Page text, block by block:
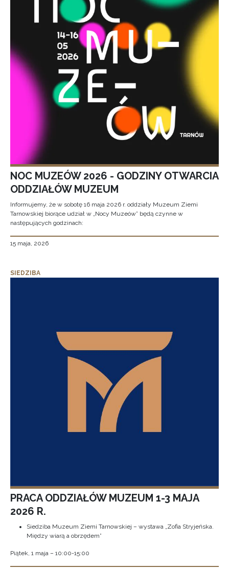
NOC MUZEÓW 2026 - GODZINY OTWARCIA
ODDZIAŁÓW MUZEUM
Informujemy, że w sobotę 16 maja 2026 r. oddziały Muzeum Ziemi
Tarnowskiej biorące udział w „Nocy Muzeów” będą czynne w
następujących godzinach:
15 maja, 2026
SIEDZIBA
PRACA ODDZIAŁÓW MUZEUM 1-3 MAJA
2026 R.
Siedziba Muzeum Ziemi Tarnowskiej – wystawa „Zofia Stryjeńska.
Między wiarą a obrzędem”
Piątek, 1 maja – 10:00-15:00